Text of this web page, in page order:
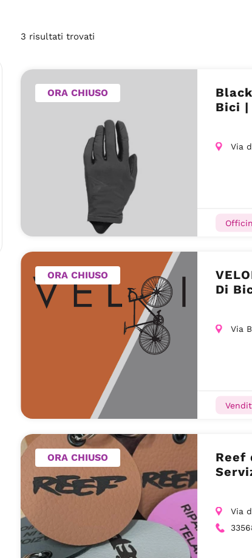
3 risultati trovati
ORA CHIUSO
Bici |
Via
ORA CHIUSO
Di
Via
ORA CHIUSO
Reef
Via